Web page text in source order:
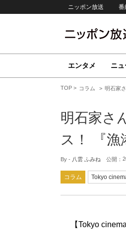
ニッポン放送 番
エンタメ ニュ
TOP コラム 明石家
明石家さ
ス！ 『漁
By - 八雲 ふみね 公開：
コラム Tokyo
【Tokyo